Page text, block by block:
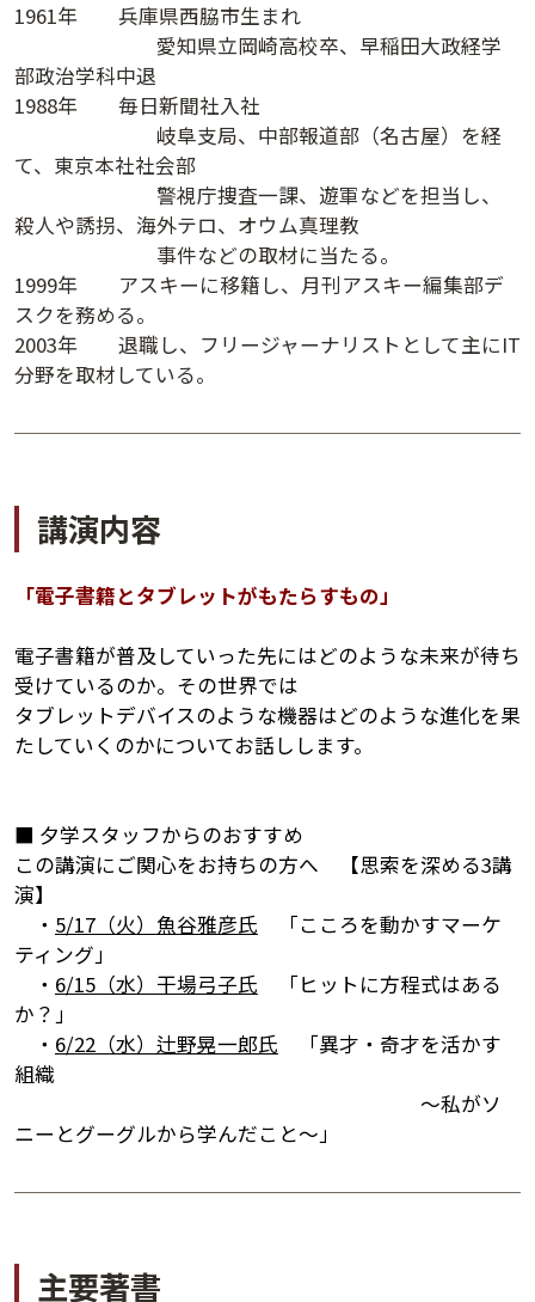
法人会員システムご利用の方へ
1961年 兵庫県西脇市生まれ
愛知県立岡崎高校卒、早稲田大政経学
部政治学科中退
1988年 毎日新聞社入社
岐阜支局、中部報道部（名古屋）を経
て、東京本社社会部
警視庁捜査一課、遊軍などを担当し、
殺人や誘拐、海外テロ、オウム真理教
事件などの取材に当たる。
1999年 アスキーに移籍し、月刊アスキー編集部デ
スクを務める。
2003年 退職し、フリージャーナリストとして主にIT
分野を取材している。
講演内容
「電子書籍とタブレットがもたらすもの」
電子書籍が普及していった先にはどのような未来が待ち
受けているのか。その世界では
タブレットデバイスのような機器はどのような進化を果
たしていくのかについてお話しします。
■ 夕学スタッフからのおすすめ
この講演にご関心をお持ちの方へ 【思索を深める3講
演】
・ 5/17（火）魚谷雅彦氏 「こころを動かすマーケ
ティング」
・ 6/15（水）干場弓子氏 「ヒットに方程式はある
か？」
・ 6/22（水）辻野晃一郎氏 「異才・奇才を活かす
組織
～私がソ
ニーとグーグルから学んだこと～」
主要著書
お問い合わせ
講演履歴
法人会員のご案内
7日間無料体験